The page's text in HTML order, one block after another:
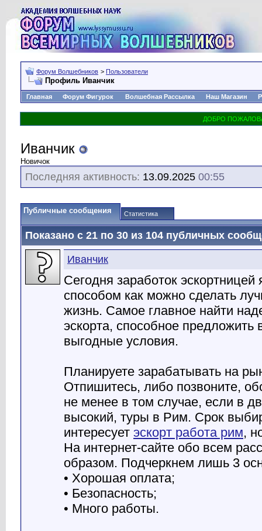
Форум Волшебников > Пользователи
Профиль Иванчик
Главная Форум Фигурок Волшебная Рассылка Наш Магазин
Иванчик
Новичок
Последняя активность: 13.09.2025 00:55
Публичные сообщения Статистика
Показано с 21 по 30 из 104 публичных
Иванчик
Сегодня заработок
способом как можно сделать
жизнь. Самое главное найти
эскорта, способное предложить
выгодные условия.
Планируете зарабатывать на
Отпишитесь, либо позвоните,
не менее в том случае, если в
высокий, туры в Рим. Срок
интересует эскорт работа рим,
На интернет-сайте обо всем
образом. Подчеркнем лишь 3
• Хорошая оплата;
• Безопасность;
• Много работы.